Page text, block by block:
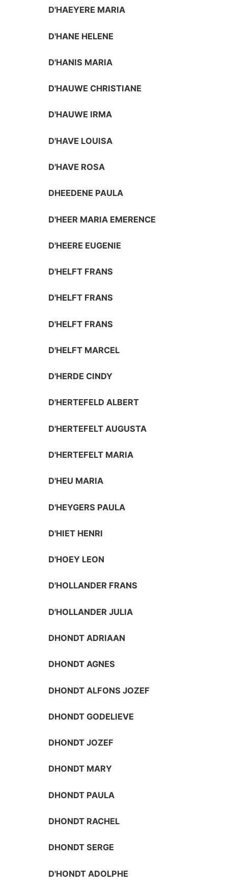
D'HAEYERE MARIA
D'HANE HELENE
D'HANIS MARIA
D'HAUWE CHRISTIANE
D'HAUWE IRMA
D'HAVE LOUISA
D'HAVE ROSA
DHEEDENE PAULA
D'HEER MARIA EMERENCE
D'HEERE EUGENIE
D'HELFT FRANS
D'HELFT FRANS
D'HELFT FRANS
D'HELFT MARCEL
D'HERDE CINDY
D'HERTEFELD ALBERT
D'HERTEFELT AUGUSTA
D'HERTEFELT MARIA
D'HEU MARIA
D'HEYGERS PAULA
D'HIET HENRI
D'HOEY LEON
D'HOLLANDER FRANS
D'HOLLANDER JULIA
DHONDT ADRIAAN
DHONDT AGNES
DHONDT ALFONS JOZEF
DHONDT GODELIEVE
DHONDT JOZEF
DHONDT MARY
DHONDT PAULA
DHONDT RACHEL
DHONDT SERGE
D'HONDT ADOLPHE